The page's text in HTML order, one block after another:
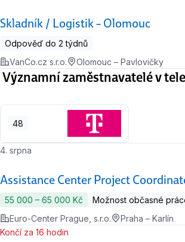
Skladník / Logistik – Olomouc
Odpověď do 2 týdnů
VanCo.cz s.r.o.
Olomouc – Pavlovičky
Významní zaměstnavatelé v
48
Assistance Center Project
4. srpna
55 000 ‍–‍ 65 000 Kč
Možnost občasné
Euro-Center Prague, s.r.o.
Praha – Karlín
Končí za 16 hodin